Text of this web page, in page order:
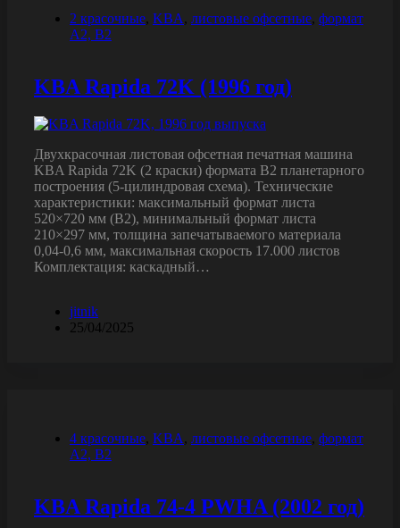
2 красочные, KBA, листовые офсетные, формат
A2, B2
KBA Rapida 72K (1996 год)
Двухкрасочная листовая офсетная печатная машина
KBA Rapida 72K (2 краски) формата B2 планетарного
построения (5-цилиндровая схема). Технические
характеристики: максимальный формат листа
520×720 мм (B2), минимальный формат листа
210×297 мм, толщина запечатываемого материала
0,04-0,6 мм, максимальная скорость 17.000 листов
Комплектация: каскадный…
jitnik
25/04/2025
4 красочные, KBA, листовые офсетные, формат
A2, B2
KBA Rapida 74-4 PWHA (2002 год)